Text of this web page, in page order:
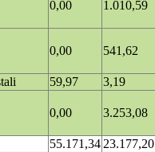
0,00 1.010,59
0,00 541,62
59,97
3,19
0,00 3.253,08
55.171,3423.177,20